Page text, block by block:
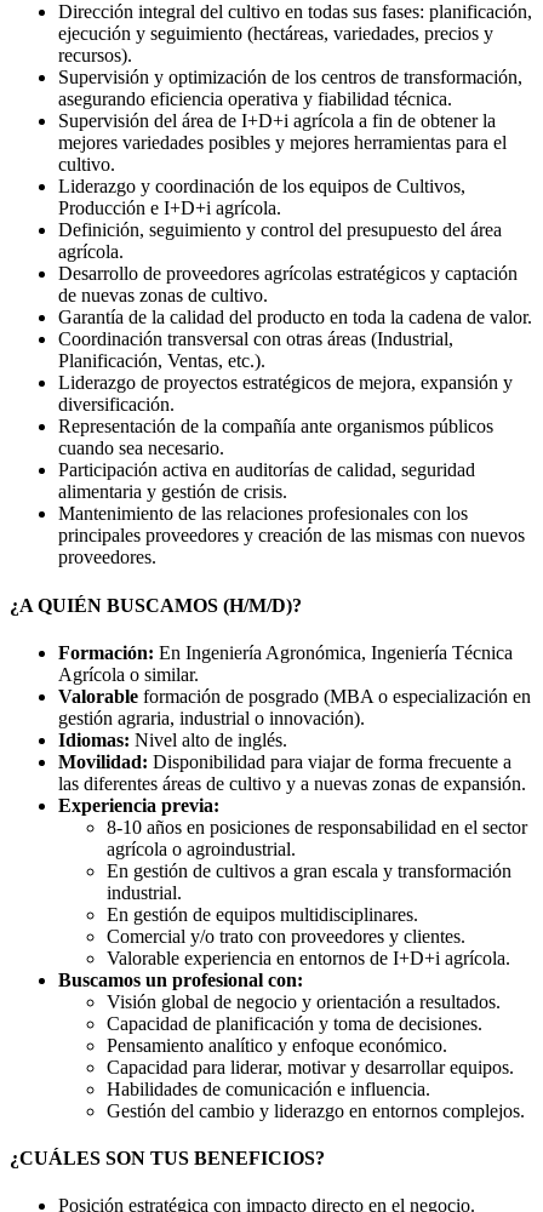
Dirección integral del cultivo en todas sus fases: planificación,
ejecución y seguimiento (hectáreas, variedades, precios y
recursos).
Supervisión y optimización de los centros de transformación,
asegurando eficiencia operativa y fiabilidad técnica.
Supervisión del área de I+D+i agrícola a fin de obtener la
mejores variedades posibles y mejores herramientas para el
cultivo.
Liderazgo y coordinación de los equipos de Cultivos,
Producción e I+D+i agrícola.
Definición, seguimiento y control del presupuesto del área
agrícola.
Desarrollo de proveedores agrícolas estratégicos y captación
de nuevas zonas de cultivo.
Garantía de la calidad del producto en toda la cadena de valor.
Coordinación transversal con otras áreas (Industrial,
Planificación, Ventas, etc.).
Liderazgo de proyectos estratégicos de mejora, expansión y
diversificación.
Representación de la compañía ante organismos públicos
cuando sea necesario.
Participación activa en auditorías de calidad, seguridad
alimentaria y gestión de crisis.
Mantenimiento de las relaciones profesionales con los
principales proveedores y creación de las mismas con nuevos
proveedores.
¿A QUIÉN BUSCAMOS (H/M/D)?
Formación: En Ingeniería Agronómica, Ingeniería Técnica
Agrícola o similar.
Valorable formación de posgrado (MBA o especialización en
gestión agraria, industrial o innovación).
Idiomas: Nivel alto de inglés.
Movilidad: Disponibilidad para viajar de forma frecuente a
las diferentes áreas de cultivo y a nuevas zonas de expansión.
Experiencia previa:
8-10 años en posiciones de responsabilidad en el sector
agrícola o agroindustrial.
En gestión de cultivos a gran escala y transformación
industrial.
En gestión de equipos multidisciplinares.
Comercial y/o trato con proveedores y clientes.
Valorable experiencia en entornos de I+D+i agrícola.
Buscamos un profesional con:
Visión global de negocio y orientación a resultados.
Capacidad de planificación y toma de decisiones.
Pensamiento analítico y enfoque económico.
Capacidad para liderar, motivar y desarrollar equipos.
Habilidades de comunicación e influencia.
Gestión del cambio y liderazgo en entornos complejos.
¿CUÁLES SON TUS BENEFICIOS?
Posición estratégica con impacto directo en el negocio.